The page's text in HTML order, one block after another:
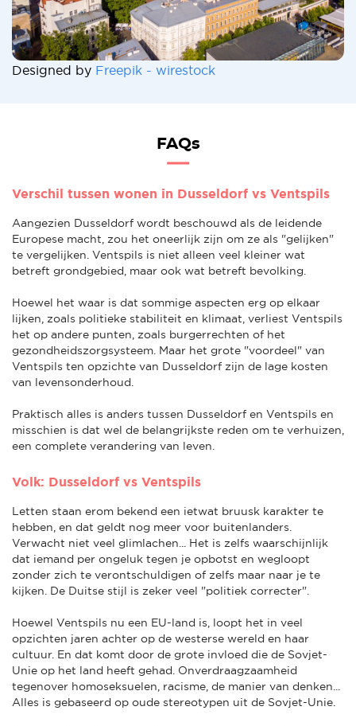
Designed by Freepik - wirestock
FAQs
Verschil tussen wonen in Dusseldorf vs Ventspils
Aangezien Dusseldorf wordt beschouwd als de leidende
Europese macht, zou het oneerlijk zijn om ze als "gelijken"
te vergelijken. Ventspils is niet alleen veel kleiner wat
betreft grondgebied, maar ook wat betreft bevolking.
Hoewel het waar is dat sommige aspecten erg op elkaar
lijken, zoals politieke stabiliteit en klimaat, verliest Ventspils
het op andere punten, zoals burgerrechten of het
gezondheidszorgsysteem. Maar het grote "voordeel" van
Ventspils ten opzichte van Dusseldorf zijn de lage kosten
van levensonderhoud.
Praktisch alles is anders tussen Dusseldorf en Ventspils en
misschien is dat wel de belangrijkste reden om te verhuizen,
een complete verandering van leven.
Volk: Dusseldorf vs Ventspils
Letten staan erom bekend een ietwat bruusk karakter te
hebben, en dat geldt nog meer voor buitenlanders.
Verwacht niet veel glimlachen... Het is zelfs waarschijnlijk
dat iemand per ongeluk tegen je opbotst en wegloopt
zonder zich te verontschuldigen of zelfs maar naar je te
kijken. De Duitse stijl is zeker veel "politiek correcter".
Hoewel Ventspils nu een EU-land is, loopt het in veel
opzichten jaren achter op de westerse wereld en haar
cultuur. En dat komt door de grote invloed die de Sovjet-
Unie op het land heeft gehad. Onverdraagzaamheid
tegenover homoseksuelen, racisme, de manier van denken...
Alles is gebaseerd op oude stereotypen uit de Sovjet-Unie.